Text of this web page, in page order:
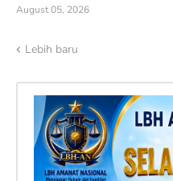
August 05, 2026
Lebih baru